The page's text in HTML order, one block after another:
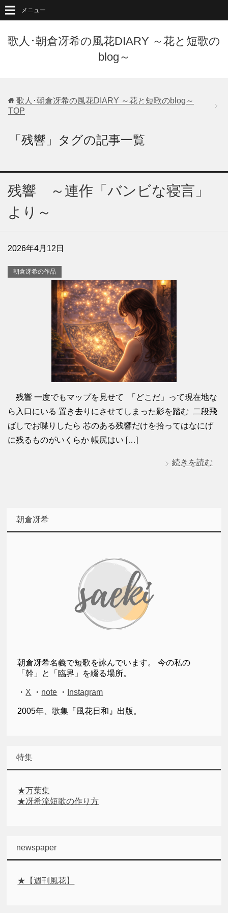
歌人･朝倉冴希の風花DIARY ～花と短歌の
blog～
メニュー
歌人･朝倉冴希の風花DIARY ～花と短歌のblog～
TOP
「残響」タグの記事一覧
残響 ～連作「バンビな寝言」
より～
2026年4月12日
朝倉冴希の作品
残響 一度でもマップを見せて 「どこだ」って現在地な
ら入口にいる 置き去りにさせてしまった影を踏む 二段飛
ばしでお喋りしたら 芯のある残響だけを拾ってはなにげ
に残るものがいくらか 帳尻はい […]
続きを読む
朝倉冴希
朝倉冴希名義で短歌を詠んでいます。 今の私の
「幹」と「臨界」を綴る場所。
・ X ・ note ・ Instagram
2005年、歌集『風花日和』出版。
特集
★万葉集
★冴希流短歌の作り方
newspaper
★【週刊風花】